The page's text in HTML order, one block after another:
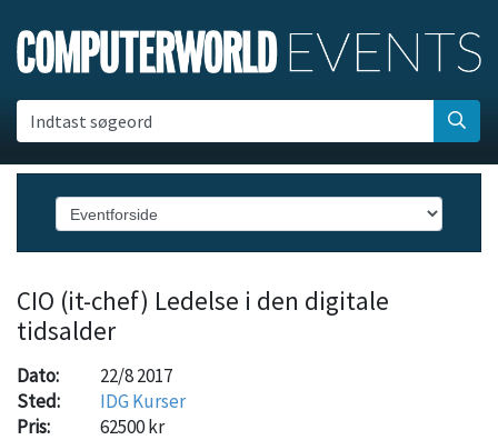
Indtast søgeord
CIO (it-chef) Ledelse i den digitale
tidsalder
Dato:
22/8 2017
Sted:
IDG Kurser
Pris:
62500 kr